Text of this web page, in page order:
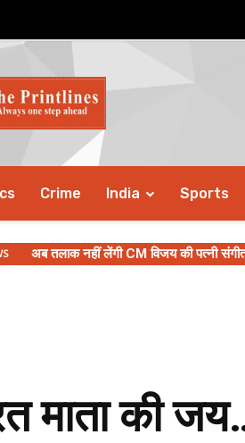
Crime India Sports
अब तलाक नहीं लेंगी CM विजय की पत्नी
माइग्रेन के दर्द को बढ़ा सकती हैं ये
माता की